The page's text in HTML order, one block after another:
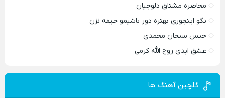
محاصره مشتاق دلوجیان
نگو اینجوری بهتره دور باشیمو حیفه نزن
حبس سبحان محمدی
عشق ابدی روح الله کرمی
گلچین آهنگ ها